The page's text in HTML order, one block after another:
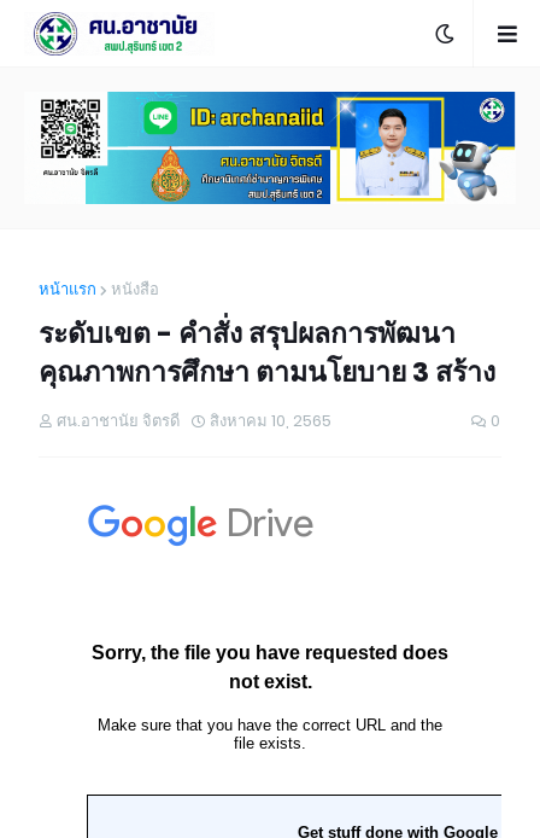
หน้าแรก หนังสือ
ระดับเขต - คำสั่ง สรุปผลการพัฒนา
คุณภาพการศึกษา ตามนโยบาย 3 สร้าง
ศน.อาชานัย จิตรดี สิงหาคม 10, 2565 0